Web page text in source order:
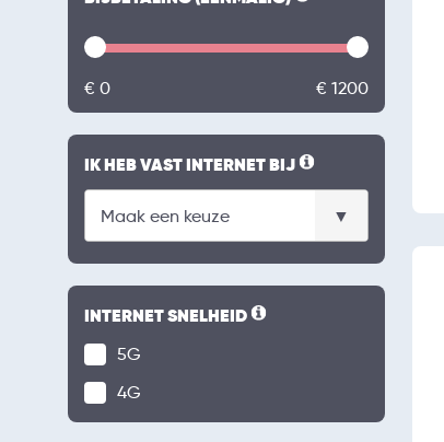
€ 0 € 1200
IK HEB VAST INTERNET BIJ
INTERNET SNELHEID
5G
4G